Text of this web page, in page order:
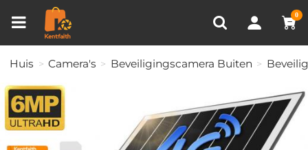
0
RECENT BEKEKEN
Huis Camera's Beveiligingscamera Buiten